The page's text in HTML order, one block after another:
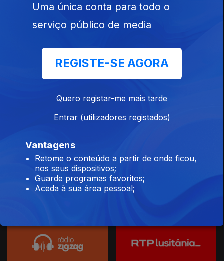
Planeta Música Ricardo Campos
Manhãs da 3 A Manhã
Uma única conta para todo o
serviço público de media
REGISTE-SE AGORA
Quero registar-me mais tarde
Entrar (utilizadores registados)
Vantagens
Retome o conteúdo a partir de onde ficou,
nos seus dispositivos;
Guarde programas favoritos;
Aceda à sua área pessoal;